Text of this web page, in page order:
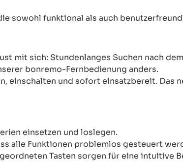
sowohl funktional als auch
mit sich: Stundenlanges Suchen nach
bonremo-Fernbedienung anders.
einschalten und sofort einsatzbereit. Das
einsetzen und loslegen.
alle Funktionen problemlos gesteuert
Tasten sorgen für eine intuitive